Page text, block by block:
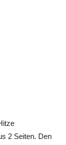
2 Seiten. Den